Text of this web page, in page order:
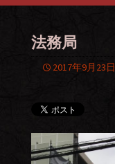
法務局
2017年9月23日